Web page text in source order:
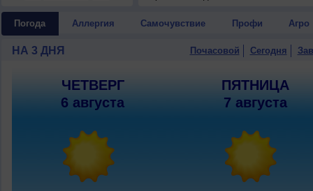
Погода Аллергия Самочувствие Профи Агро
НА 3 ДНЯ Почасовой Сегодня
ЧЕТВЕРГ
6 августа
ПЯТНИЦА
7 августа